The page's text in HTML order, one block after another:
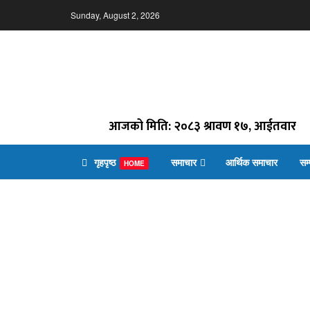
Sunday, August 2, 2026
आजको मिति: २०८३ श्रावण १७, आईतवार
गृहपृष्ठ HOME समाचार आर्थिक समाचार